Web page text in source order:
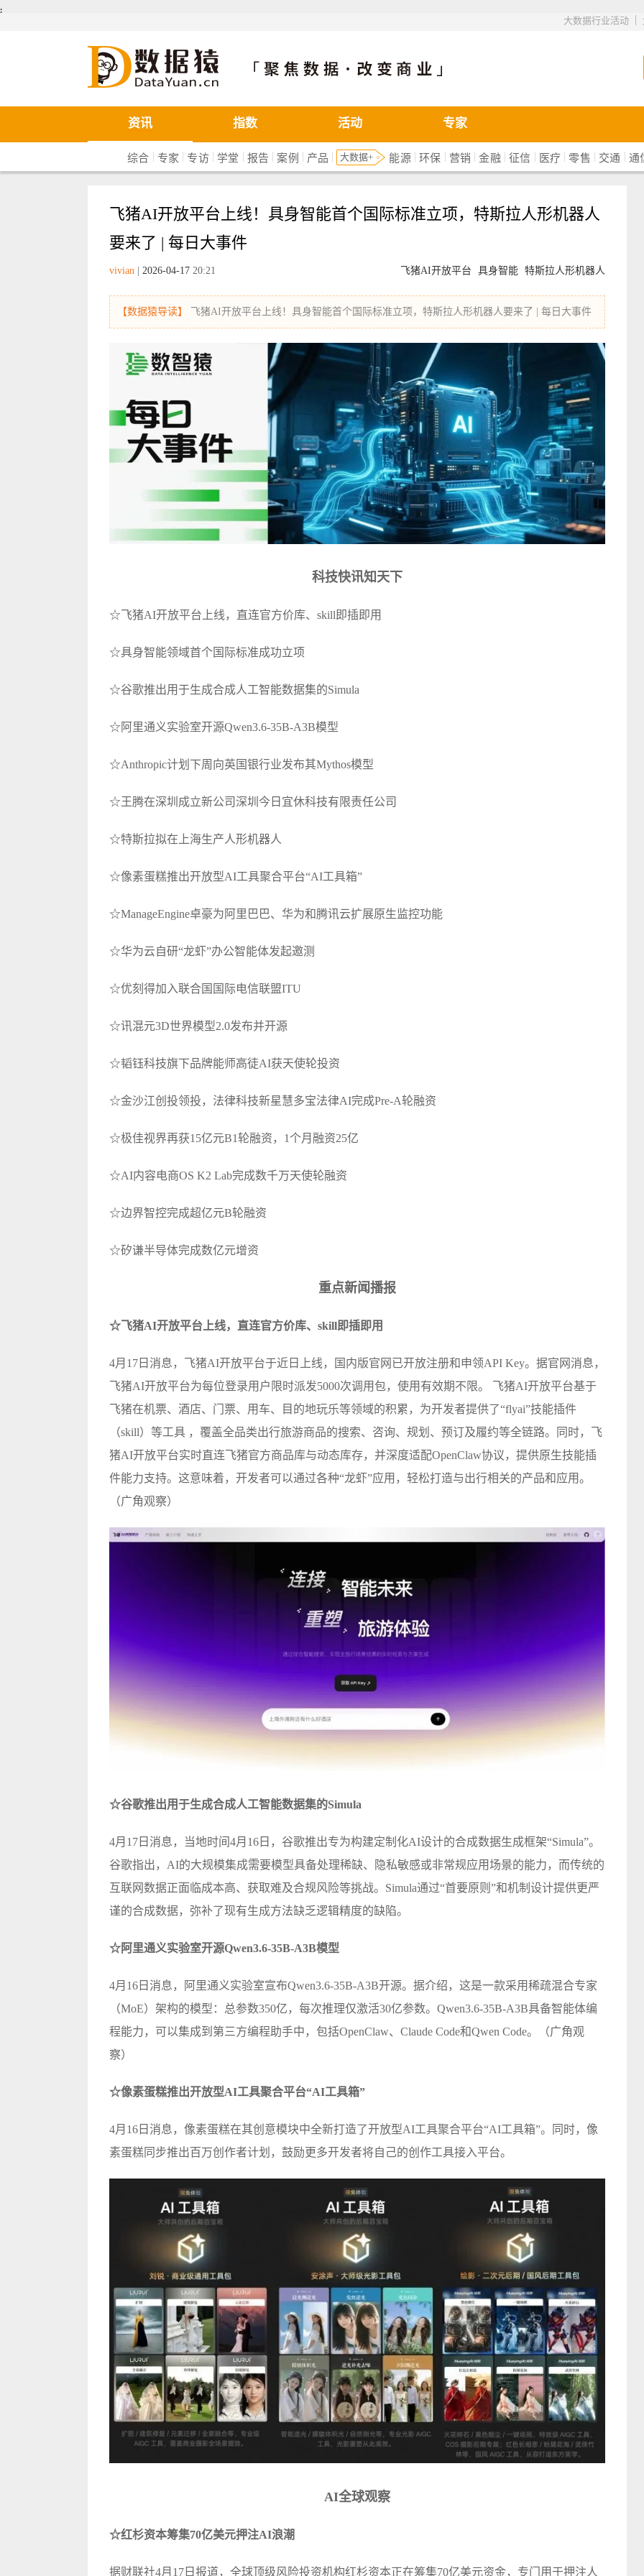
܄
|
大数据行业活动
数据猿
资讯 指数 活动 专家
综合 | 专家 |专访| 学堂 | 报告 | 案例 | 产品 | 大数据+ 能源 |环保 | 营销 |金融 |征信 | 医疗 | 零售 | 交通 | 通
飞猪AI开放平台上线！具身智能首个国际标准立项，特斯拉人形机器人
要来了 | 每日大事件
飞猪AI开放平台 具身智能 特斯拉人形机器人
vivian 2026-04-17 20:21
【数据猿导读】 飞猪AI开放平台上线！具身智能首个国际标准立项，特斯拉人形机器人要来了 | 每日大事件
科技快讯知天下
☆飞猪AI开放平台上线，直连官方价库、skill即插即用
☆具身智能领域首个国际标准成功立项
☆谷歌推出用于生成合成人工智能数据集的Simula
☆阿里通义实验室开源Qwen3.6-35B-A3B模型
☆Anthropic计划下周向英国银行业发布其Mythos模型
☆王腾在深圳成立新公司深圳今日宜休科技有限责任公司
☆特斯拉拟在上海生产人形机器人
☆像素蛋糕推出开放型AI工具聚合平台“AI工具箱”
☆ManageEngine卓豪为阿里巴巴、华为和腾讯云扩展原生监控功能
☆华为云自研“龙虾”办公智能体发起邀测
☆优刻得加入联合国国际电信联盟ITU
☆讯混元3D世界模型2.0发布并开源
☆韬钰科技旗下品牌能师高徒AI获天使轮投资
☆金沙江创投领投，法律科技新星慧多宝法律AI完成Pre-A轮融资
☆极佳视界再获15亿元B1轮融资，1个月融资25亿
☆AI内容电商OS K2 Lab完成数千万天使轮融资
☆边界智控完成超亿元B轮融资
☆矽谦半导体完成数亿元增资
重点新闻播报
☆飞猪AI开放平台上线，直连官方价库、skill即插即用
4月17日消息，飞猪AI开放平台于近日上线，国内版官网已开放注册和申领API Key。据官网消息，
飞猪AI开放平台为每位登录用户限时派发5000次调用包，使用有效期不限。 飞猪AI开放平台基于
飞猪在机票、酒店、门票、用车、目的地玩乐等领域的积累，为开发者提供了“flyai”技能插件
（skill）等工具 ，覆盖全品类出行旅游商品的搜索、咨询、规划、预订及履约等全链路。同时，飞
猪AI开放平台实时直连飞猪官方商品库与动态库存，并深度适配OpenClaw协议，提供原生技能插
件能力支持。这意味着，开发者可以通过各种“龙虾”应用，轻松打造与出行相关的产品和应用。
（广角观察）
☆谷歌推出用于生成合成人工智能数据集的Simula
4月17日消息，当地时间4月16日，谷歌推出专为构建定制化AI设计的合成数据生成框架“Simula”。
谷歌指出，AI的大规模集成需要模型具备处理稀缺、隐私敏感或非常规应用场景的能力，而传统的
互联网数据正面临成本高、获取难及合规风险等挑战。Simula通过“首要原则”和机制设计提供更严
谨的合成数据，弥补了现有生成方法缺乏逻辑精度的缺陷。
☆阿里通义实验室开源Qwen3.6-35B-A3B模型
4月16日消息，阿里通义实验室宣布Qwen3.6-35B-A3B开源。据介绍，这是一款采用稀疏混合专家
（MoE）架构的模型：总参数350亿，每次推理仅激活30亿参数。Qwen3.6-35B-A3B具备智能体编
程能力，可以集成到第三方编程助手中，包括OpenClaw、Claude Code和Qwen Code。（广角观
察）
☆像素蛋糕推出开放型AI工具聚合平台“AI工具箱”
4月16日消息，像素蛋糕在其创意模块中全新打造了开放型AI工具聚合平台“AI工具箱”。同时，像
素蛋糕同步推出百万创作者计划，鼓励更多开发者将自己的创作工具接入平台。
AI全球观察
☆红杉资本筹集70亿美元押注AI浪潮
据财联社4月17日 报道，全球顶级风险投资机构红杉资本正在筹集70亿美元资金，专门用于押注人